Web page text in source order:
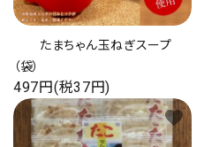
たまちゃん玉ねぎスープ
（袋）
497円(税37円)
favorite